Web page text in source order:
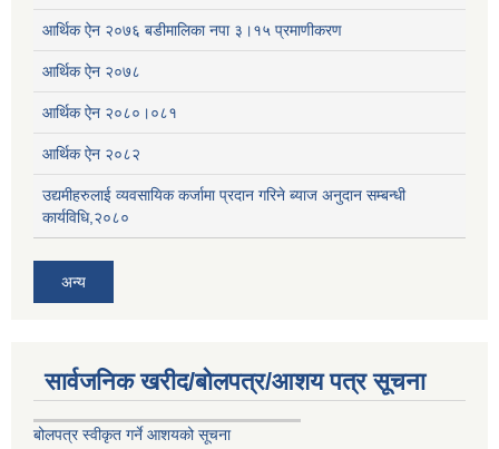
आर्थिक ऐन २०७६ बडीमालिका नपा ३।१५ प्रमाणीकरण
आर्थिक ऐन २०७८
आर्थिक ऐन २०८०।०८१
आर्थिक ऐन २०८२
उद्यमीहरुलाई व्यवसायिक कर्जामा प्रदान गरिने ब्याज अनुदान सम्बन्धी
कार्यविधि,२०८०
अन्य
सार्वजनिक खरीद/बोलपत्र/आशय पत्र सूचना
बोलपत्र स्वीकृत गर्ने आशयको सूचना